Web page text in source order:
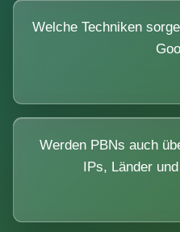
Welche Techniken
Werden PBNs auch
IPs, Länder